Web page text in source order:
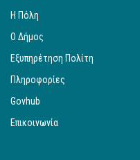
Η Πόλη
Ο Δήμος
Εξυπηρέτηση Πολίτη
Πληροφορίες
Govhub
Επικοινωνία